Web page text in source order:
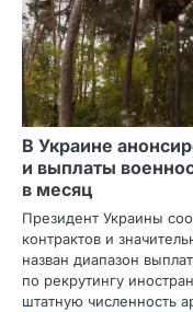
В Украине
и выплаты
в месяц
Президент Украины
контрактов и
назван диапазон
по рекрутингу
штатную численность